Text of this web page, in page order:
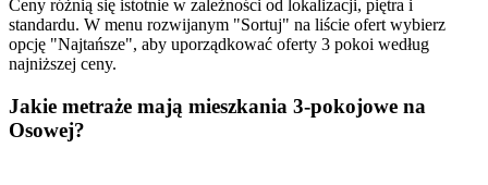
Ceny różnią się istotnie w zależności od lokalizacji, piętra i
standardu. W menu rozwijanym "Sortuj" na liście ofert wybierz
opcję "Najtańsze", aby uporządkować oferty 3 pokoi według
najniższej ceny.
Jakie metraże mają mieszkania 3-pokojowe na
Osowej?